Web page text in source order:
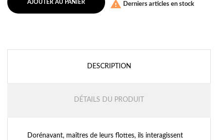
AJOUTER AU PANIER  Derniers articles en stock
DESCRIPTION
DÉTAILS DU PRODUIT
Dorénavant, maîtres de leurs flottes, ils interagissent